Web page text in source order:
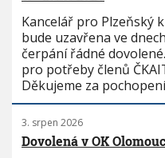
Kancelář pro Plzeňský
bude uzavřena ve
čerpání řádné
pro potřeby členů
Děkujeme za
3. srpen 2026
Dovolená v OK